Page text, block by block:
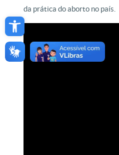
Open toolbar
da prática do aborto no país.